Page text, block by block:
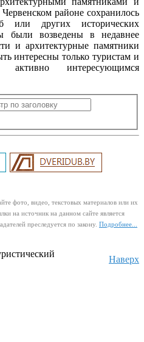
районе сохранилось
или других исторических
были возведены в недавнее
и архитектурные памятники
интересны только туристам и
активно интересующимся
фото, видео, текстовых материалов или их
на источник на данном сайте является
преследуется по закону. Подробнее...
Наверх